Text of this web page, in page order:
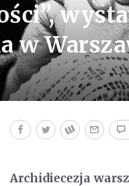
w
Archidiecezja